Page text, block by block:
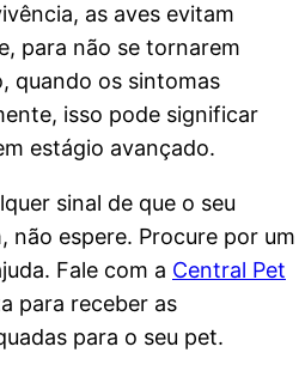
as aves evitam
para não se tornarem
quando os sintomas
isso pode significar
estágio avançado.
sinal de que o seu
não espere. Procure por um
Fale com a Central Pet
para receber as
para o seu pet.